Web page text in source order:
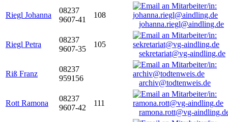
Riegl Johanna
08237
9607-41
108
johanna.riegl@aindling.de
Riegl Petra
08237
9607-35
105
sekretariat@vg-aindling.de
Riß Franz
08237
959156
archiv@todtenweis.de
Rott Ramona
08237
9607-42
111
ramona.rott@vg-